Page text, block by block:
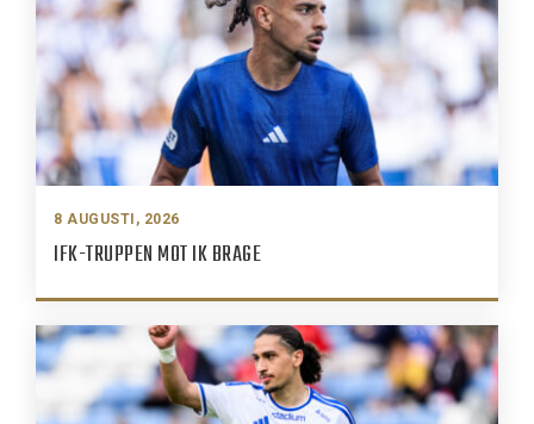
8 AUGUSTI, 2026
IFK-TRUPPEN MOT IK BRAGE